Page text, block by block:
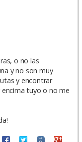
o no las
y no son muy
y encontrar
tuyo o no me